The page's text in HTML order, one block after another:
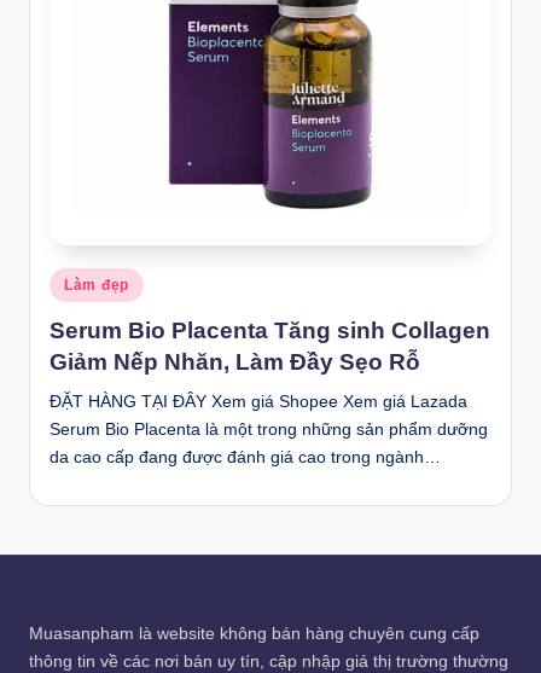
Posted
in
Làm đẹp
Serum Bio Placenta Tăng sinh Collagen
Giảm Nếp Nhăn, Làm Đầy Sẹo Rỗ
ĐẶT HÀNG TẠI ĐÂY Xem giá Shopee Xem giá Lazada
Serum Bio Placenta là một trong những sản phẩm dưỡng
da cao cấp đang được đánh giá cao trong ngành…
Muasanpham là website không bán hàng chuyên cung cấp
thông tin về các nơi bán uy tín, cập nhập giá thị trường thường